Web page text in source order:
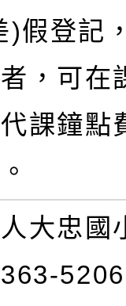
)假登記
，可在
課鐘點
大忠國